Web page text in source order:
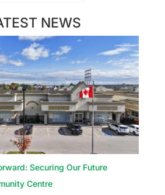
NEWS
Securing Our Future
Centre